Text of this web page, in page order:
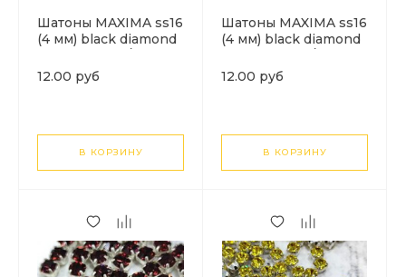
Шатоны MAXIMA ss16
(4 мм) black diamond
1шт
12.00 руб
В КОРЗИНУ
Шатоны MAXIMA ss16
(4 мм) black diamond
серебро. 1шт
12.00 руб
В КОРЗИНУ